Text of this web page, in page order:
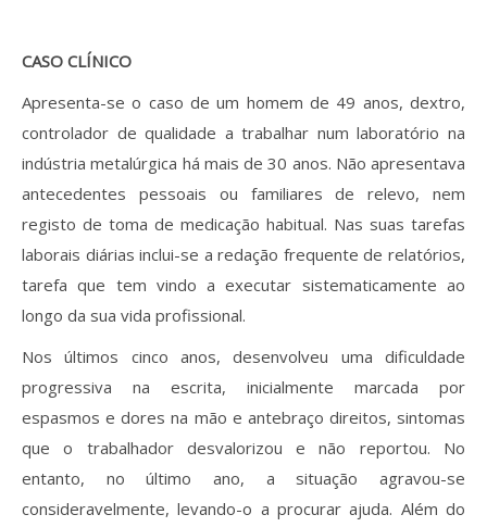
CASO CLÍNICO
Apresenta-se o caso de um homem de 49 anos, dextro,
controlador de qualidade a trabalhar num laboratório na
indústria metalúrgica há mais de 30 anos. Não apresentava
antecedentes pessoais ou familiares de relevo, nem
registo de toma de medicação habitual. Nas suas tarefas
laborais diárias inclui-se a redação frequente de relatórios,
tarefa que tem vindo a executar sistematicamente ao
longo da sua vida profissional.
Nos últimos cinco anos, desenvolveu uma dificuldade
progressiva na escrita, inicialmente marcada por
espasmos e dores na mão e antebraço direitos, sintomas
que o trabalhador desvalorizou e não reportou. No
entanto, no último ano, a situação agravou-se
consideravelmente, levando-o a procurar ajuda. Além do